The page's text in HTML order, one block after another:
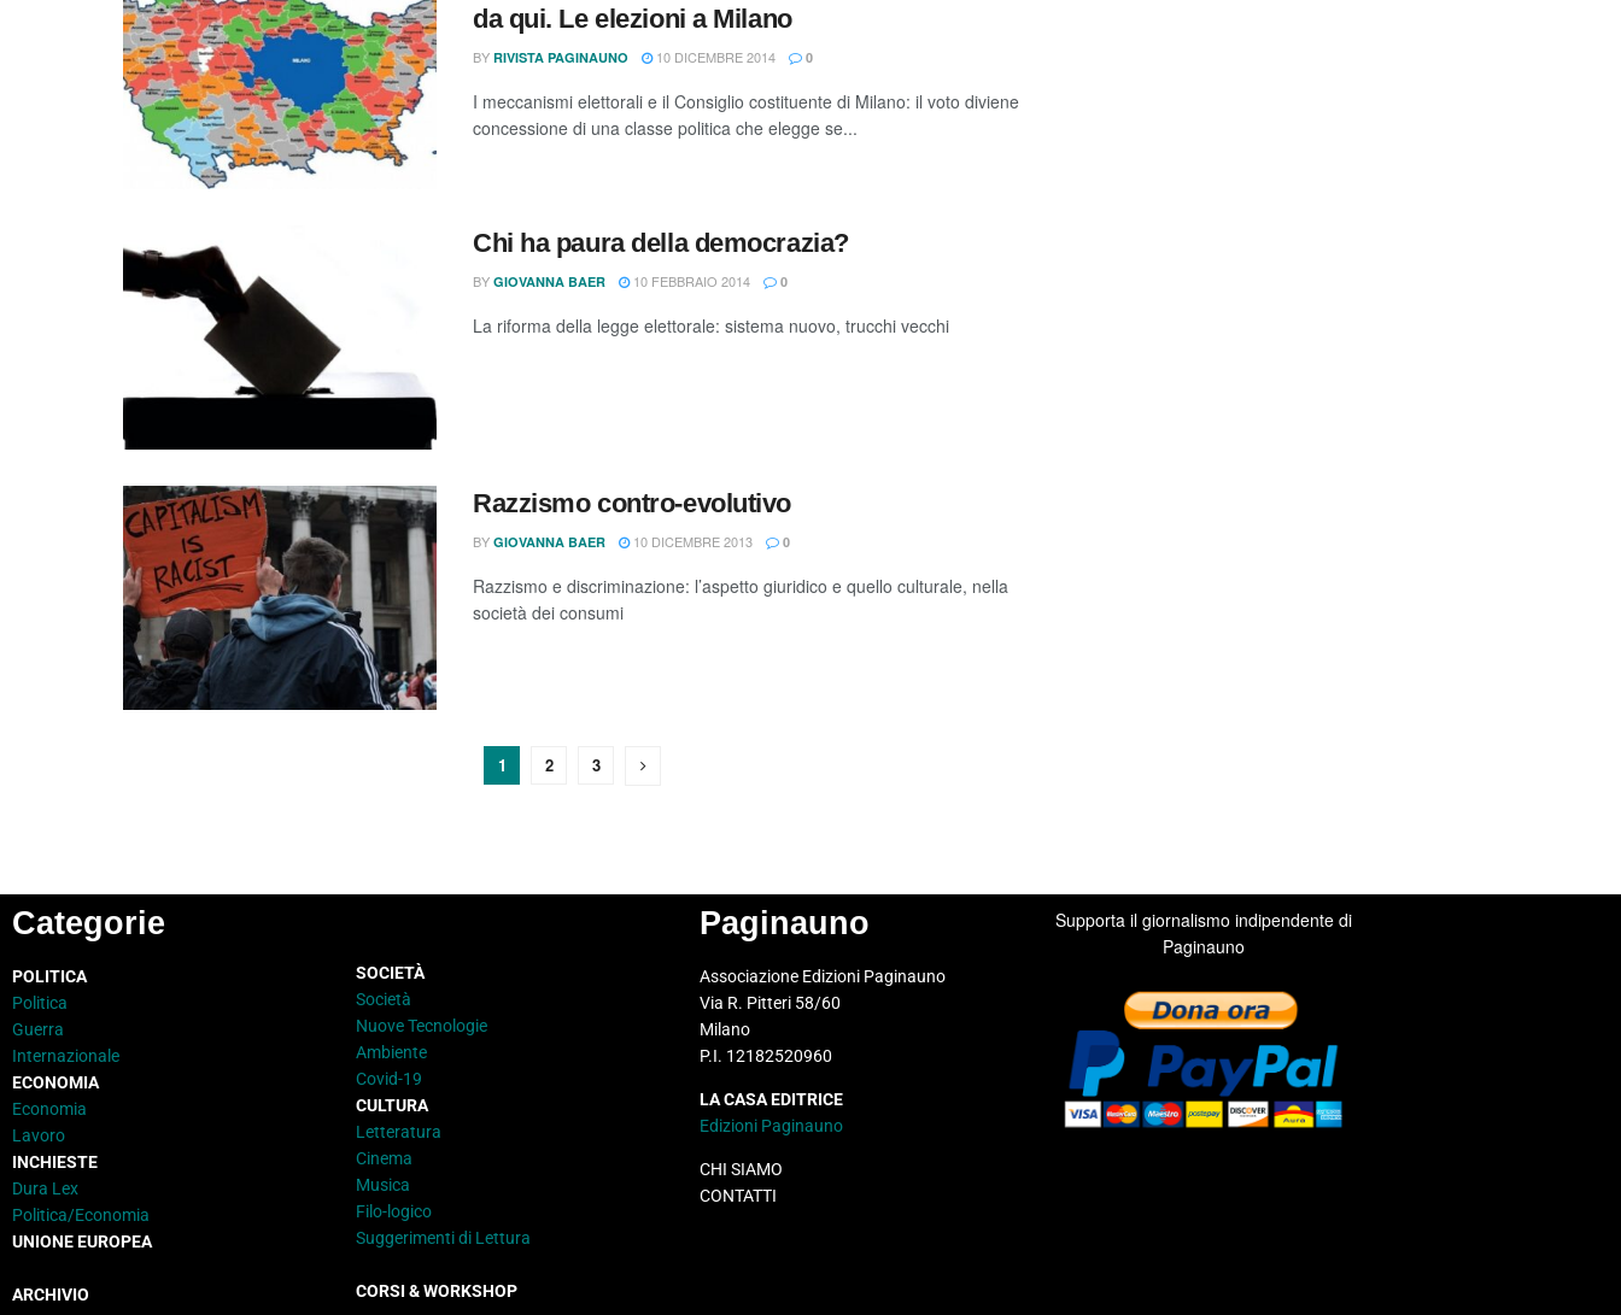
da qui. Le elezioni a Milano
BY RIVISTA PAGINAUNO 10 DICEMBRE 2014 0
I meccanismi elettorali e il Consiglio costituente di Milano: il voto diviene
concessione di una classe politica che elegge se...
Chi ha paura della democrazia?
BY GIOVANNA BAER 10 FEBBRAIO 2014 0
La riforma della legge elettorale: sistema nuovo, trucchi vecchi
Razzismo contro-evolutivo
BY GIOVANNA BAER 10 DICEMBRE 2013 0
Razzismo e discriminazione: l’aspetto giuridico e quello culturale, nella
società dei consumi
1 2 3
Categorie
POLITICA
Politica
Guerra
Internazionale
ECONOMIA
Economia
Lavoro
INCHIESTE
Dura Lex
Politica/Economia
UNIONE EUROPEA
ARCHIVIO
SOCIETÀ
Società
Nuove Tecnologie
Ambiente
Covid-19
CULTURA
Letteratura
Cinema
Musica
Filo-logico
Suggerimenti di Lettura
CORSI & WORKSHOP
Paginauno
Associazione Edizioni Paginauno
Via R. Pitteri 58/60
Milano
P.I. 12182520960
LA CASA EDITRICE
Edizioni Paginauno
CHI SIAMO
CONTATTI
Supporta il giornalismo indipendente di
Paginauno